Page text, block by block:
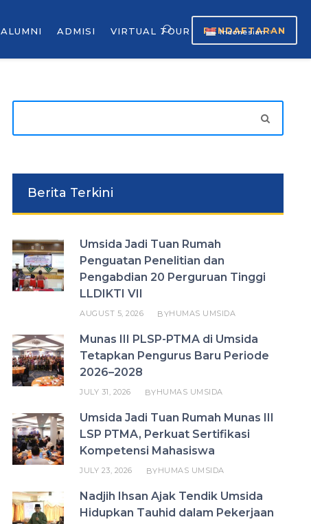
ALUMNI ADMISI VIRTUAL TOUR Indonesian ▼
PENDAFTARAN
Berita Terkini
Umsida Jadi Tuan Rumah
Penguatan Penelitian dan
Pengabdian 20 Perguruan Tinggi
LLDIKTI VII
AUGUST 5, 2026 BYHUMAS UMSIDA
Munas III PLSP-PTMA di Umsida
Tetapkan Pengurus Baru Periode
2026–2028
JULY 31, 2026 BYHUMAS UMSIDA
Umsida Jadi Tuan Rumah Munas III
LSP PTMA, Perkuat Sertifikasi
Kompetensi Mahasiswa
JULY 23, 2026 BYHUMAS UMSIDA
Nadjih Ihsan Ajak Tendik Umsida
Hidupkan Tauhid dalam Pekerjaan